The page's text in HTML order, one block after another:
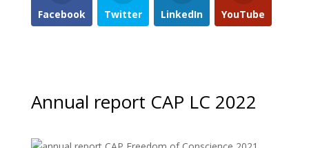
Facebook Twitter LinkedIn YouTube
Annual report CAP LC 2022